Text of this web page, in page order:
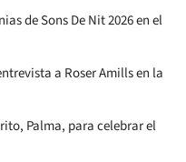
de Sons De Nit 2026 en el
a Roser Amills en la
Palma, para celebrar el